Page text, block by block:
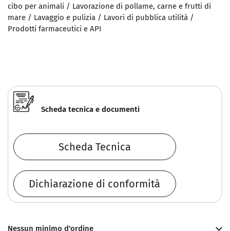
cibo per animali / Lavorazione di pollame, carne e frutti di
mare / Lavaggio e pulizia / Lavori di pubblica utilità /
Prodotti farmaceutici e API
Scheda tecnica e documenti
Scheda Tecnica
Dichiarazione di conformità
Nessun minimo d'ordine